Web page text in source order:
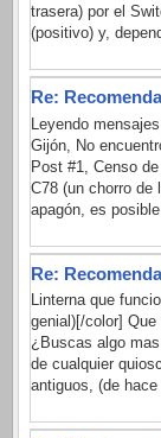
trasera) por el
(positivo) y,
Re:
Leyendo
Gijón, No
Post #1, Censo
C78 (un chorro de
apagón, es posible
Re:
Linterna que
genial)[/color]
¿Buscas algo
de cualquier
antiguos, (de